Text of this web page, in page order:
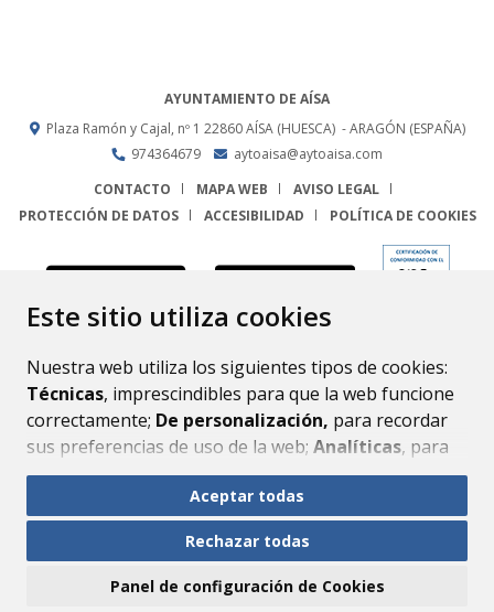
Este sitio utiliza cookies
Nuestra web utiliza los siguientes tipos de cookies:
Técnicas, imprescindibles para que la web funcione
correctamente; De personalización, para recordar
sus preferencias de uso de la web; Analíticas, para
mejorar el funcionamiento de la web y sus servicios.
Si acepta pulsando el botón“Aceptar todas”
consideramos que acepta su uso. Si pulsa el botón
ninguna acción, se guardarán las cookies técnicas
Aceptar todas
Rechazar todas
Panel de configuración de Cookies
AYUNTAMIENTO DE AÍSA
Plaza Ramón y Cajal, nº 1 22860 AÍSA (HUESCA) - ARAGÓN (ESPAÑA)
974364679
aytoaisa@aytoaisa.com
CONTACTO
MAPA WEB
AVISO LEGAL
PROTECCIÓN DE DATOS
ACCESIBILIDAD POLÍTICA DE COOKIES